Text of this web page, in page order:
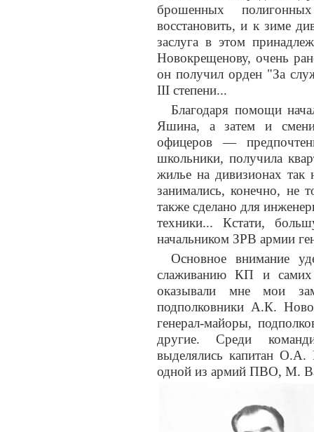
брошенных
восстановить, и к зиме
заслуга в этом
Новокрещенову, очень
он получил орден "За
III степени...
Благодаря помощи
Яшина, а затем и
офицеров —
школьники, получила
жилье на дивизионах
занимались, конечно, не
также сделано для
техники... Кстати,
начальником ЗРВ армии
Основное внимание
слаживанию КП и
оказывали мне мои
подполковники А.К.
генерал-майоры,
другие. Среди
выделялись капитан
одной из армий ПВО, М.